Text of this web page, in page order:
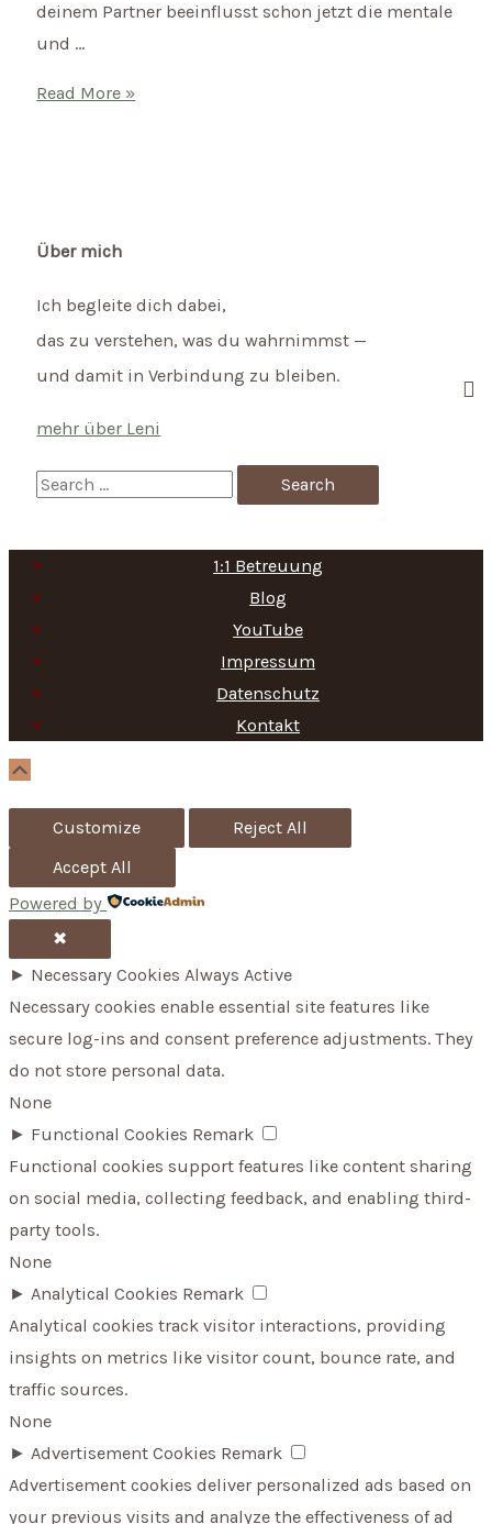
deinem Partner beeinflusst schon jetzt die mentale
und …
Beziehung
Wie
ich
mit
den
umgehen?
Read More »
Über mich
Ich begleite dich dabei,
das zu verstehen, was du wahrnimmst —
und damit in Verbindung zu bleiben.
mehr über Leni
S
a
h
f
o
1:1 Betreuung
Blog
YouTube
Impressum
Datenschutz
Kontakt
Customize
Reject All
Accept All
Powered by
✖
► Necessary Cookies Always Active
Necessary cookies enable essential site features like
secure log-ins and consent preference adjustments. They
do not store personal data.
None
► Functional Cookies Remark
Functional cookies support features like content sharing
on social media, collecting feedback, and enabling third-
party tools.
None
► Analytical Cookies Remark
Analytical cookies track visitor interactions, providing
insights on metrics like visitor count, bounce rate, and
traffic sources.
None
► Advertisement Cookies Remark
Advertisement cookies deliver personalized ads based on
your previous visits and analyze the effectiveness of ad